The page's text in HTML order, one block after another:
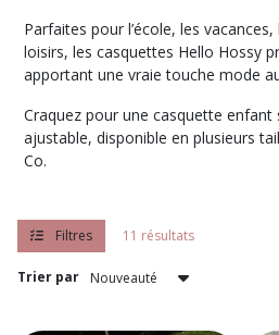
Parfaites pour l’école, les
loisirs, les casquettes Hello Hossy
apportant une vraie touche mode
Craquez pour une casquette
ajustable, disponible en plusieurs
Co.
Filtres 11 résultats
Trier par